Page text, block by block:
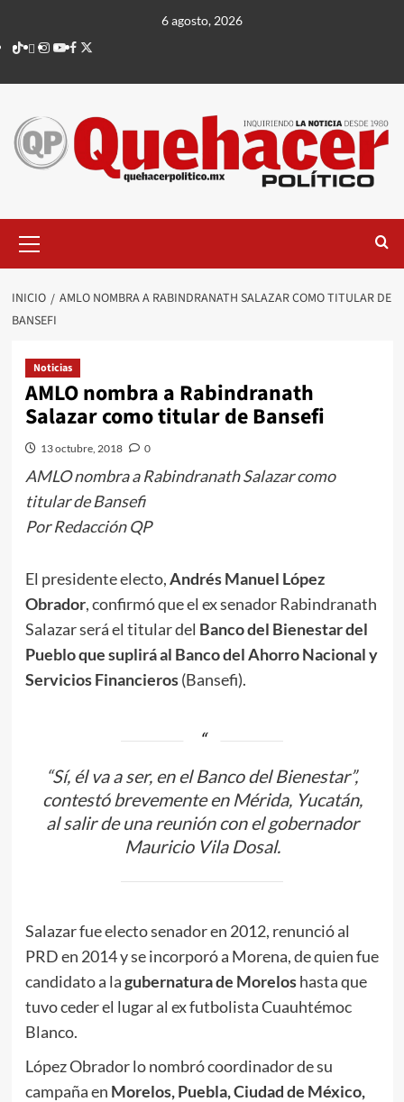
contenido
6 agosto, 2026
TikTok
threads
Instagram
Youtube
Facebook
X
principal
INICIO
AMLO NOMBRA A RABINDRANATH SALAZAR COMO TITULAR DE
BANSEFI
Noticias
AMLO nombra a Rabindranath
Salazar como titular de Bansefi
13 octubre, 2018 0
AMLO nombra a Rabindranath Salazar como
titular de Bansefi
Por Redacción QP
El presidente electo,Andrés Manuel López
Obrador, confirmó que el ex senador Rabindranath
Salazar será el titular del Banco del Bienestar del
Pueblo que suplirá al Banco del Ahorro Nacional y
Servicios Financieros(Bansefi).
“Sí, él va a ser, en el Banco del Bienestar”,
contestó brevemente en Mérida, Yucatán,
al salir de una reunión con el gobernador
Mauricio Vila Dosal.
Salazar fue electo senador en 2012, renunció al
PRD en 2014 y se incorporó a Morena, de quien fue
candidato a lagubernatura de Moreloshasta que
tuvo ceder el lugar al ex futbolista Cuauhtémoc
Blanco.
López Obrador lo nombró coordinador de su
campaña en Morelos, Puebla, Ciudad de México,